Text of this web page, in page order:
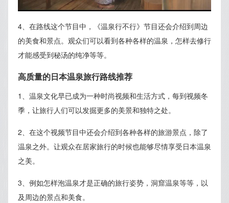
4、在路线这个节目中，《温泉行不行》节目还会介绍到周边
的美食和景点。观众们可以看到各种各样的温泉，怎样去修行
才能感受到秘汤的纯净等等。
高质量的日本温泉旅行路线推荐
1、温泉文化早已成为一种时尚视频和生活方式，每到视频冬
季，让旅行人们可以发掘更多的美景和独特之处。
2、在这个视频节目中还会介绍到各种各样的旅游景点，除了
温泉之外。让观众在居家旅行的时候也能够尽情享受日本温泉
之美。
3、例如怎样泡温泉才是正确的旅行姿势，洞窟温泉等等，以
及周边的景点和美食。